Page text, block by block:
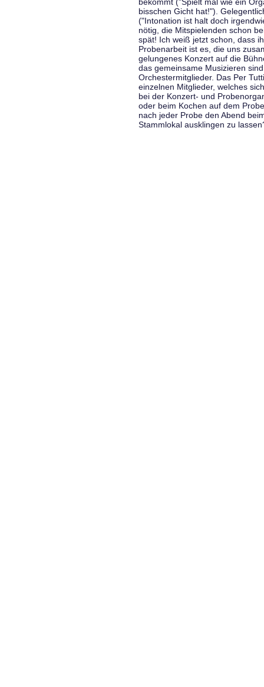
bisschen Gicht hat!").
("Intonation ist halt doch
nötig, die Mitspielenden schon
spät! Ich weiß jetzt schon, dass
Probenarbeit ist es, die uns
gelungenes Konzert auf die
das gemeinsame Musizieren
Orchestermitglieder. Das Per
einzelnen Mitglieder, welches
bei der Konzert- und
oder beim Kochen auf dem
nach jeder Probe den Abend
Stammlokal ausklingen zu